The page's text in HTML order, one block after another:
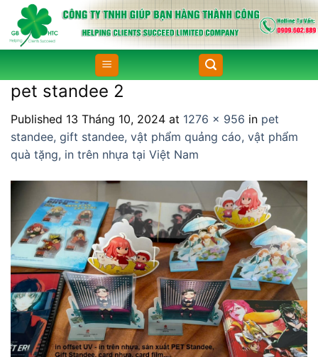
Skip
content
pet standee 2
Published 13 Tháng 10, 2024 at 1276 × 956 in pet
standee, gift standee, vật phẩm quảng cáo, vật phẩm
quà tặng, in trên nhựa tại Việt Nam